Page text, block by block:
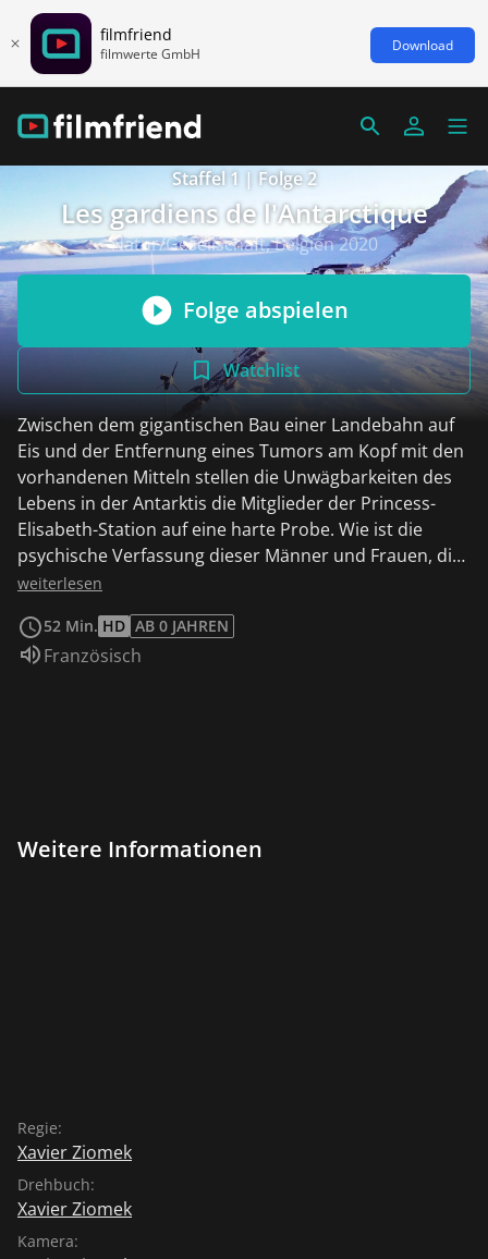
filmfriend
filmwerte GmbH Download
Staffel 1 | Folge 2
Les gardiens de l'Antarctique
Natur/Gesellschaft, Belgien 2020
Folge abspielen
Watchlist
Zwischen dem gigantischen Bau einer Landebahn auf
Eis und der Entfernung eines Tumors am Kopf mit den
vorhandenen Mitteln stellen die Unwägbarkeiten des
Lebens in der Antarktis die Mitglieder der Princess-
Elisabeth-Station auf eine harte Probe. Wie ist die
psychische Verfassung dieser Männer und Frauen, die
bereits seit zwei Monaten in dieser lebensfeindlichen
Einblick in den Alltag der belgischen Polarstation.
weiterlesen
52 Min. HD AB 0 JAHREN
Sprache:
Französisch
Weitere Informationen
Regie:
Xavier Ziomek
Drehbuch:
Xavier Ziomek
Kamera: